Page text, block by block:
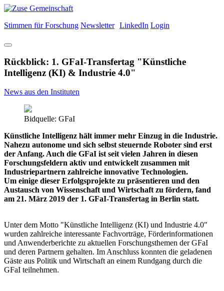
Stimmen für Forschung Newsletter LinkedIn Login
Rückblick: 1. GFaI-Transfertag "Künstliche
Intelligenz (KI) & Industrie 4.0"
News aus den Instituten
Bidquelle: GFaI
Künstliche Intelligenz hält immer mehr Einzug in die Industrie.
Nahezu autonome und sich selbst steuernde Roboter sind erst
der Anfang. Auch die GFaI ist seit vielen Jahren in diesen
Forschungsfeldern aktiv und entwickelt zusammen mit
Industriepartnern zahlreiche innovative Technologien.
Um einige dieser Erfolgsprojekte zu präsentieren und den
Austausch von Wissenschaft und Wirtschaft zu fördern, fand
am 21. März 2019 der 1. GFaI-Transfertag in Berlin statt.
Unter dem Motto "Künstliche Intelligenz (KI) und Industrie 4.0"
wurden zahlreiche interessante Fachvorträge, Förderinformationen
und Anwenderberichte zu aktuellen Forschungsthemen der GFaI
und deren Partnern gehalten. Im Anschluss konnten die geladenen
Gäste aus Politik und Wirtschaft an einem Rundgang durch die
GFaI teilnehmen.